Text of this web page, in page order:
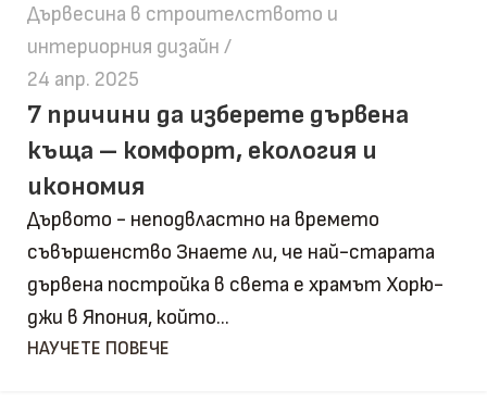
Дървесина в строителството и
интериорния дизайн
24 апр. 2025
7 причини да изберете дървена
къща – комфорт, екология и
икономия
Дървото - неподвластно на времето
съвършенство Знаете ли, че най-старата
дървена постройка в света е храмът Хорю-
джи в Япония, който...
НАУЧЕТЕ ПОВЕЧЕ